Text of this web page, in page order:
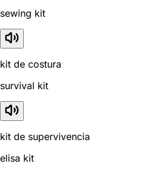
sewing kit
kit de costura
survival kit
kit de supervivencia
elisa kit